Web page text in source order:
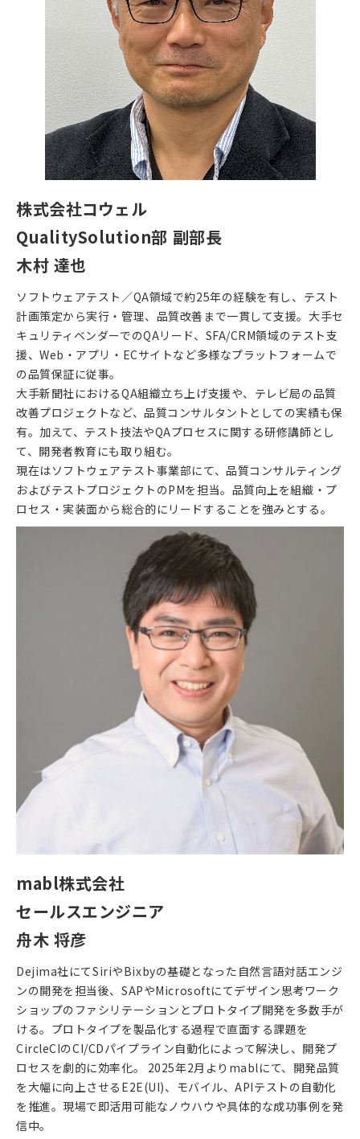
株式会社コウェル
QualitySolution部 副部長
木村 達也
ソフトウェアテスト／QA領域で約25年の経験を有し、テスト
計画策定から実行・管理、品質改善まで一貫して支援。大手セ
キュリティベンダーでのQAリード、SFA/CRM領域のテスト支
援、Web・アプリ・ECサイトなど多様なプラットフォームで
の品質保証に従事。
大手新聞社におけるQA組織立ち上げ支援や、テレビ局の品質
改善プロジェクトなど、品質コンサルタントとしての実績も保
有。加えて、テスト技法やQAプロセスに関する研修講師とし
て、開発者教育にも取り組む。
現在はソフトウェアテスト事業部にて、品質コンサルティング
およびテストプロジェクトのPMを担当。品質向上を組織・プ
ロセス・実装面から総合的にリードすることを強みとする。
mabl株式会社
セールスエンジニア
舟木 将彦
Dejima社にてSiriやBixbyの基礎となった自然言語対話エンジ
ンの開発を担当後、SAPやMicrosoftにてデザイン思考ワーク
ショップのファシリテーションとプロトタイプ開発を多数手が
ける。プロトタイプを製品化する過程で直面する課題を
CircleCIのCI/CDパイプライン自動化によって解決し、開発プ
ロセスを劇的に効率化。 2025年2月よりmablにて、開発品質
を大幅に向上させるE2E(UI)、モバイル、APIテストの自動化
を推進。現場で即活用可能なノウハウや具体的な成功事例を発
信中。